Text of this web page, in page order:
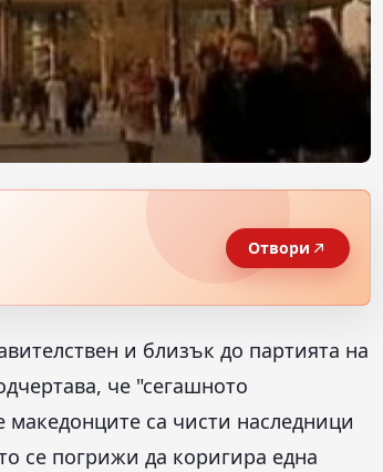
Отвори
и близък до партията на
че "сегашното
са чисти наследници
се погрижи да коригира една